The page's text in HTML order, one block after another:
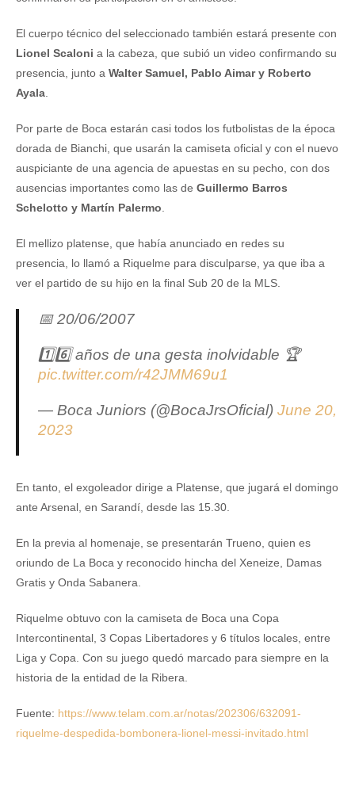
El cuerpo técnico del seleccionado también estará presente con
Lionel Scaloni a la cabeza, que subió un video confirmando su
presencia, junto a Walter Samuel, Pablo Aimar y Roberto
Ayala
Por parte de Boca estarán casi todos los futbolistas de la época
dorada de Bianchi, que usarán la camiseta oficial y con el nuevo
auspiciante de una agencia de apuestas en su pecho, con dos
ausencias importantes como las de Guillermo Barros
Schelotto y Martín Palermo
El mellizo platense, que había anunciado en redes su
presencia, lo llamó a Riquelme para disculparse, ya que iba a
ver el partido de su hijo en la final Sub 20 de la MLS.
📅 20/06/2007
1️⃣6️⃣ años de una gesta inolvidable 🏆
pic.twitter.com/r42JMM69u1
— Boca Juniors (@BocaJrsOficial) June 20,
2023
En tanto, el exgoleador dirige a Platense, que jugará el domingo
ante Arsenal, en Sarandí, desde las 15.30.
En la previa al homenaje, se presentarán Trueno, quien es
oriundo de La Boca y reconocido hincha del Xeneize, Damas
Gratis y Onda Sabanera.
Riquelme obtuvo con la camiseta de Boca una Copa
Intercontinental, 3 Copas Libertadores y 6 títulos locales, entre
Liga y Copa. Con su juego quedó marcado para siempre en la
historia de la entidad de la Ribera.
Fuente: https://www.telam.com.ar/notas/202306/632091-
riquelme-despedida-bombonera-lionel-messi-invitado.html